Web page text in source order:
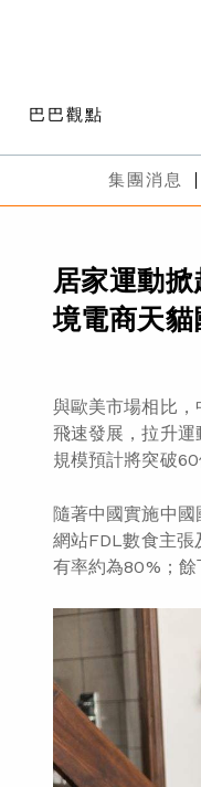
巴巴觀點
集團消息
居家運動
境電商天貓
與歐美市場相比
飛速發展，拉升
規模預計將突破60
隨著中國實施中
網站FDL數食主
有率約為80%；餘